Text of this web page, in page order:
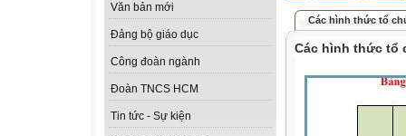
Văn bản mới
Đảng bộ giáo dục
Công đoàn ngành
Đoàn TNCS HCM
Tin tức - Sự kiện
Các hình thức tổ
Các hình thức tổ